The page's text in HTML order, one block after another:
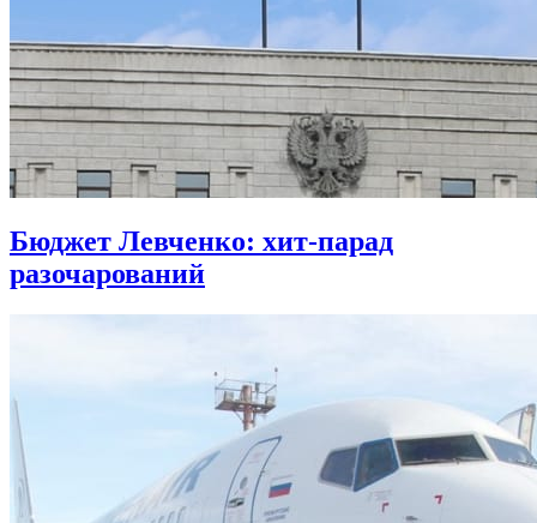
Бюджет Левченко: хит-парад
разочарований